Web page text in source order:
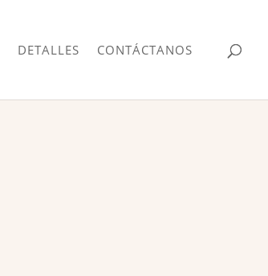
DETALLES CONTÁCTANOS